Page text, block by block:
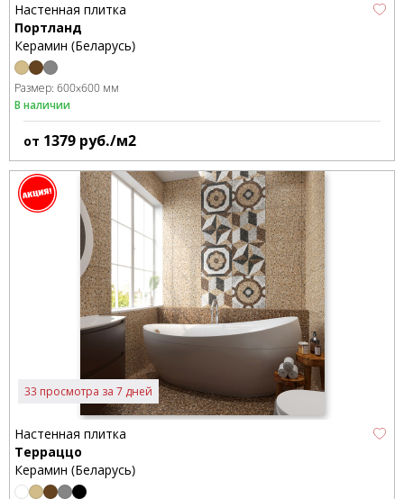
Настенная плитка
Портланд
Керамин (Беларусь)
Размер: 600x600 мм
В наличии
от 1379 руб./м2
33 просмотра за 7 дней
Настенная плитка
Терраццо
Керамин (Беларусь)